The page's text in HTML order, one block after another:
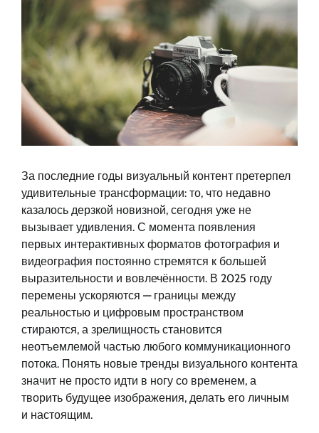
За последние годы визуальный контент претерпел
удивительные трансформации: то, что недавно
казалось дерзкой новизной, сегодня уже не
вызывает удивления. С момента появления
первых интерактивных форматов фотография и
видеография постоянно стремятся к большей
выразительности и вовлечённости. В 2025 году
перемены ускоряются — границы между
реальностью и цифровым пространством
стираются, а зрелищность становится
неотъемлемой частью любого коммуникационного
потока. Понять новые тренды визуального контента
значит не просто идти в ногу со временем, а
творить будущее изображения, делать его личным
и настоящим.